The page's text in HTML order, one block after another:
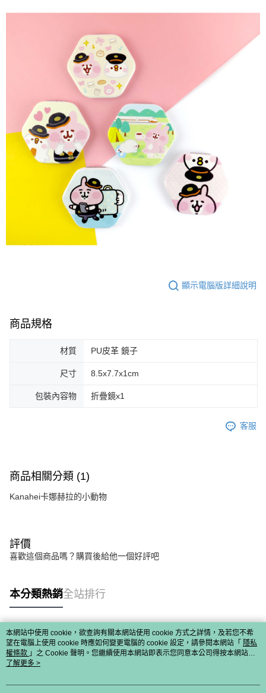
顯示電腦版詳細說明
商品規格
材質 PU皮革 鏡子
尺寸 8.5x7.7x1cm
包裝內容物 折疊鏡x1
客服
商品相關分類 (1)
Kanahei卡娜赫拉的小動物
評價
喜歡這個商品嗎？購買後給他一個好評吧
本分類熱銷全站排行
熱門標籤
本網站中使用 cookie，欲查詢有關本網站使用 cookie 方式之詳情，及若您不希
望在電腦上使用 cookie 時應如何變更電腦的 cookie 設定，請參閱本網站「 隱私
權條款 」之 Cookie 聲明。您繼續使用本網站即表示您同意本公司得按本網站使
用條款之 Cookie 聲明使用 cookie。
了解更多 >